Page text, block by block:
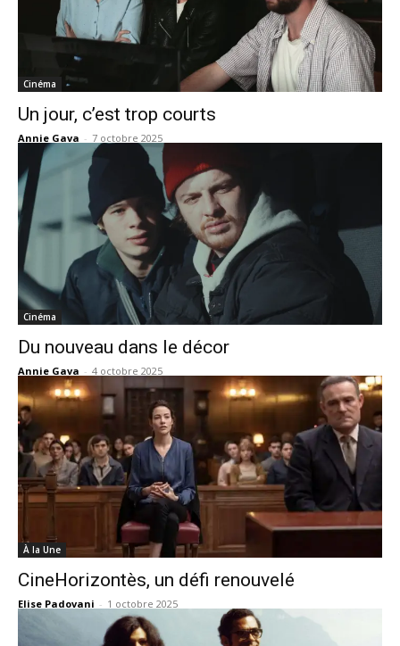
Cinéma
Un jour, c’est trop courts
Annie Gava - 7 octobre 2025
Cinéma
Du nouveau dans le décor
Annie Gava - 4 octobre 2025
À la Une
CineHorizontès, un défi renouvelé
Elise Padovani - 1 octobre 2025